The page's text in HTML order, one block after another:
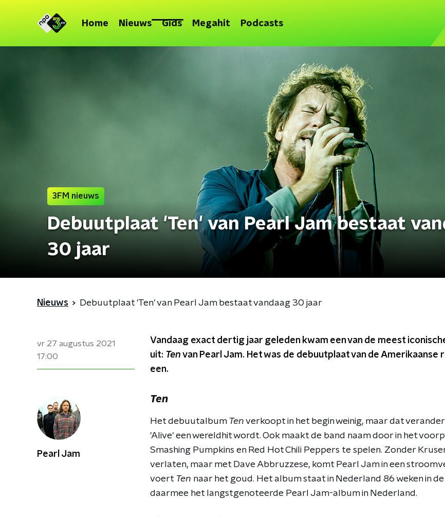
Home Nieuws Gids Megahit Podcasts
3FM nieuws
Debuutplaat 'Ten' van Pearl Jam bestaat
30 jaar
Nieuws Debuutplaat 'Ten' van Pearl Jam bestaat vandaag 30 jaar
vr 27 augustus 2021
17:00
Vandaag exact dertig jaar geleden kwam een van de meest
uit: Ten van Pearl Jam. Het was de debuutplaat van de Amerikaanse
een.
Ten
Het debuutalbum Ten verkoopt in het begin weinig, maar dat
'Alive' een wereldhit wordt. Ook maakt de band naam door in het
Smashing Pumpkins en Red Hot Chili Peppers te spelen. Zonder
verlaten, maar met Dave Abbruzzese, komt Pearl Jam in een
voert Ten naar het goud. Het album staat in Nederland 86 weken in
daarmee het langstgenoteerde Pearl Jam-album in Nederland.
Pearl Jam